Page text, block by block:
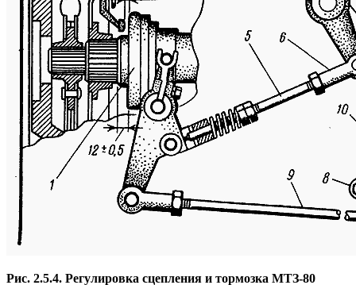
Рис. 2.5.4. Регулировка сцепления и тормозка МТЗ-80